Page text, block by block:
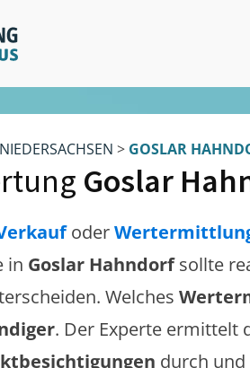
NIEDERSACHSEN > GOSLAR
Goslar
oder
in Goslar Hahndorf sollte
Welches
. Der Experte ermittelt
durch